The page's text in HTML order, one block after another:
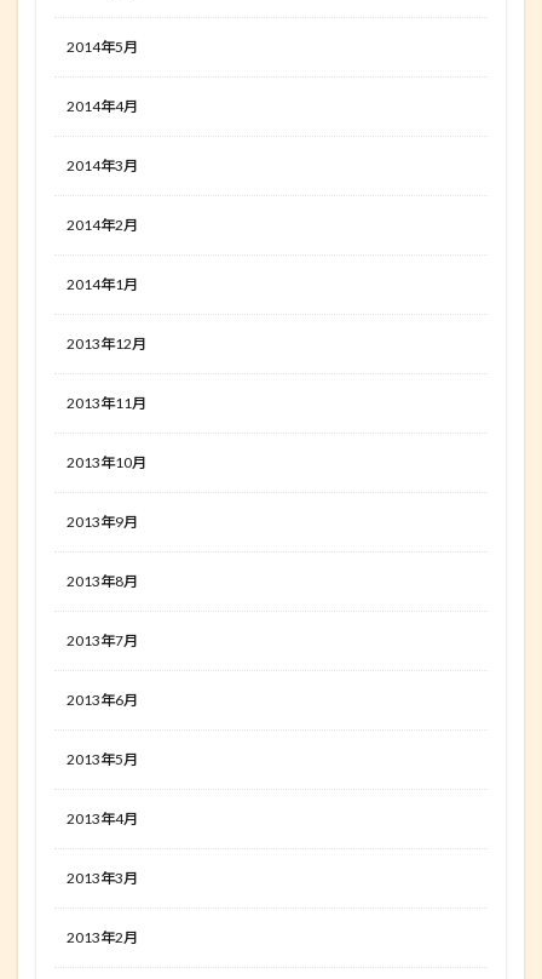
2014年5月
2014年4月
2014年3月
2014年2月
2014年1月
2013年12月
2013年11月
2013年10月
2013年9月
2013年8月
2013年7月
2013年6月
2013年5月
2013年4月
2013年3月
2013年2月